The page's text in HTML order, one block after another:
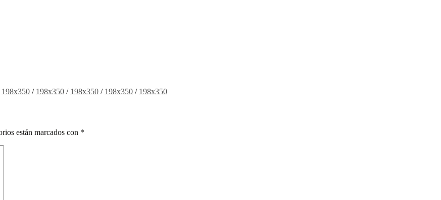
198x350 / 198x350 / 198x350 / 198x350 / 198x350
están marcados con *